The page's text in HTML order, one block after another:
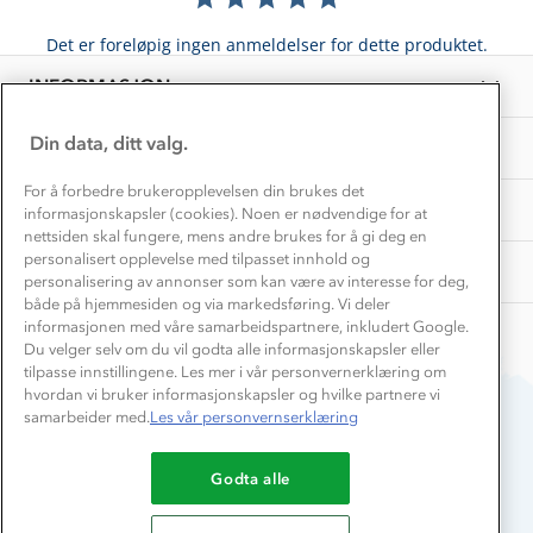
Det er foreløpig ingen anmeldelser for dette produktet.
INFORMASJON
Bedrift, barnehage og SFO
Presse
OM OSS
Samarbeide med oss?
TIPS OG RÅD
EL-retur
Store størrelser
Turmat oppskrifter
Beredskap
AKTIVITETER
Få turinspirasjon og tips her⛰
Overnatte utendørs⛺
Leirskole 🥾
Barnehageansatt
Tips til hyttetur
Du betaler enkelt med
Din data, ditt valg.
For å forbedre brukeropplevelsen din brukes det
informasjonskapsler (cookies). Noen er nødvendige for at
nettsiden skal fungere, mens andre brukes for å gi deg en
personalisert opplevelse med tilpasset innhold og
personalisering av annonser som kan være av interesse for deg,
både på hjemmesiden og via markedsføring. Vi deler
informasjonen med våre samarbeidspartnere, inkludert Google.
Du velger selv om du vil godta alle informasjonskapsler eller
tilpasse innstillingene. Les mer i vår personvernerklæring om
hvordan vi bruker informasjonskapsler og hvilke partnere vi
samarbeider med.Les vår personvernserklæring
Godta alle